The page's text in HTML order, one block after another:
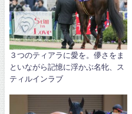
３つのティアラに愛を。儚さをま
といながら記憶に浮かぶ名牝、ス
ティルインラブ